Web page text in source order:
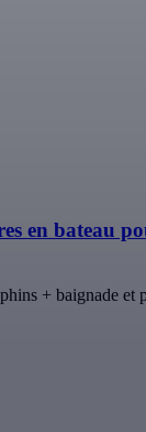
bateau
+ baignade et